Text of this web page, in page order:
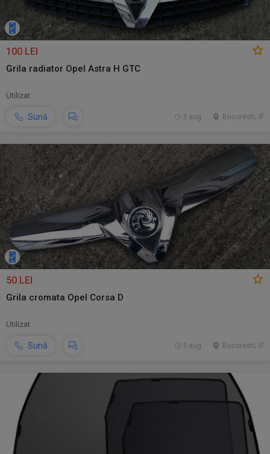
100 LEI
Grila radiator Opel Astra H GTC
Utilizat
Sună Bucuresti, IF
3 aug.
50 LEI
Grila cromata Opel Corsa D
Utilizat
Sună Bucuresti, IF
3 aug.